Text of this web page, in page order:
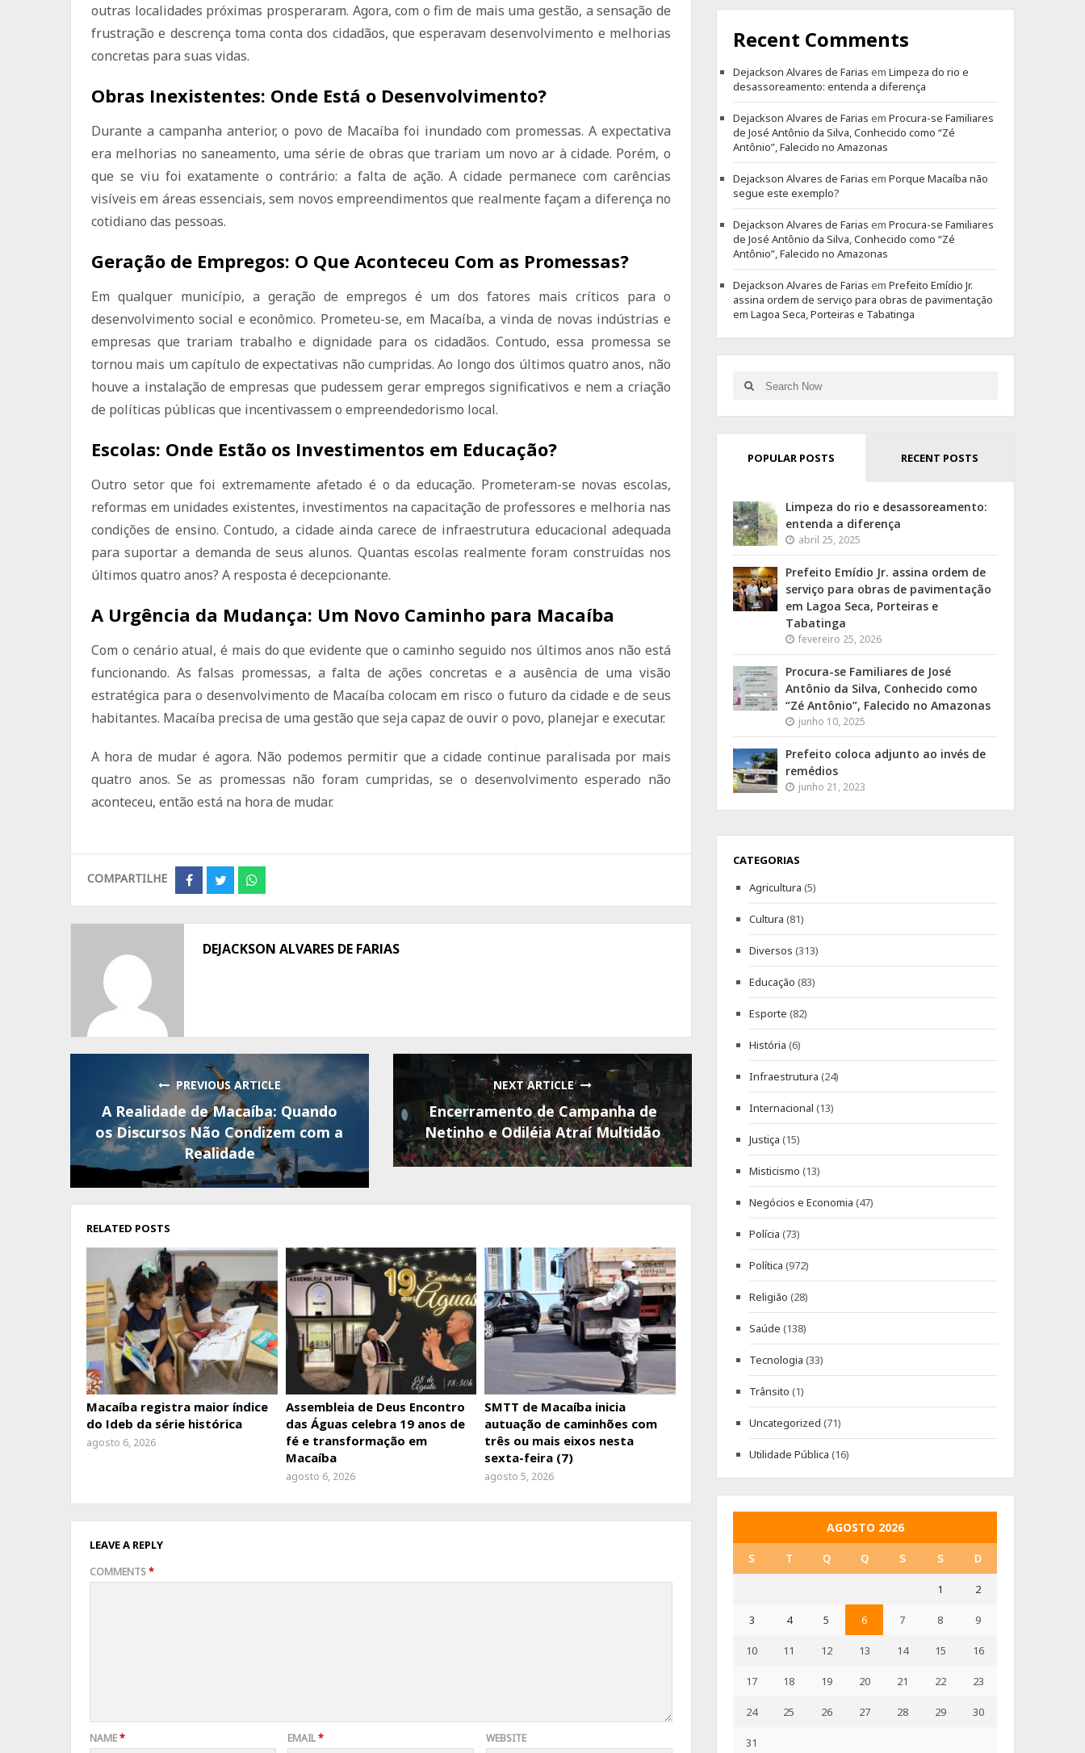
outras localidades próximas prosperaram. Agora, com o fim de mais uma gestão, a sensação de
frustração e descrença toma conta dos cidadãos, que esperavam desenvolvimento e melhorias
concretas para suas vidas.
Obras Inexistentes: Onde Está o Desenvolvimento?
Durante a campanha anterior, o povo de Macaíba foi inundado com promessas. A expectativa
era melhorias no saneamento, uma série de obras que trariam um novo ar à cidade. Porém, o
que se viu foi exatamente o contrário: a falta de ação. A cidade permanece com carências
visíveis em áreas essenciais, sem novos empreendimentos que realmente façam a diferença no
cotidiano das pessoas.
Geração de Empregos: O Que Aconteceu Com as Promessas?
Em qualquer município, a geração de empregos é um dos fatores mais críticos para o
desenvolvimento social e econômico. Prometeu-se, em Macaíba, a vinda de novas indústrias e
empresas que trariam trabalho e dignidade para os cidadãos. Contudo, essa promessa se
tornou mais um capítulo de expectativas não cumpridas. Ao longo dos últimos quatro anos, não
houve a instalação de empresas que pudessem gerar empregos significativos e nem a criação
de políticas públicas que incentivassem o empreendedorismo local.
Escolas: Onde Estão os Investimentos em Educação?
Outro setor que foi extremamente afetado é o da educação. Prometeram-se novas escolas,
reformas em unidades existentes, investimentos na capacitação de professores e melhoria nas
condições de ensino. Contudo, a cidade ainda carece de infraestrutura educacional adequada
para suportar a demanda de seus alunos. Quantas escolas realmente foram construídas nos
últimos quatro anos? A resposta é decepcionante.
A Urgência da Mudança: Um Novo Caminho para Macaíba
Com o cenário atual, é mais do que evidente que o caminho seguido nos últimos anos não está
funcionando. As falsas promessas, a falta de ações concretas e a ausência de uma visão
estratégica para o desenvolvimento de Macaíba colocam em risco o futuro da cidade e de seus
habitantes. Macaíba precisa de uma gestão que seja capaz de ouvir o povo, planejar e executar.
A hora de mudar é agora. Não podemos permitir que a cidade continue paralisada por mais
quatro anos. Se as promessas não foram cumpridas, se o desenvolvimento esperado não
aconteceu, então está na hora de mudar.
COMPARTILHE
Share
Facebook
Share
TwitterWhatsapp
DEJACKSON ALVARES DE FARIAS
PREVIOUS ARTICLE
A Realidade de Macaíba: Quando
os Discursos Não Condizem com a
Realidade
NEXT ARTICLE
Encerramento de Campanha de
Netinho e Odiléia Atraí Multidão
RELATED POSTS
Macaíba registra maior índice
do Ideb da série histórica
agosto 6, 2026
Assembleia de Deus Encontro
das Águas celebra 19 anos de
fé e transformação em
Macaíba
agosto 6, 2026
SMTT de Macaíba inicia
autuação de caminhões com
três ou mais eixos nesta
sexta-feira (7)
agosto 5, 2026
LEAVE A REPLY
COMMENTS*
NAME* EMAIL* WEBSITE
Recent Comments
Dejackson Alvares de Farias emLimpeza do rio e
desassoreamento: entenda a diferença
Dejackson Alvares de Farias emProcura-se Familiares
de José Antônio da Silva, Conhecido como “Zé
Antônio”, Falecido no Amazonas
Dejackson Alvares de Farias emPorque Macaíba não
segue este exemplo?
Dejackson Alvares de Farias emProcura-se Familiares
de José Antônio da Silva, Conhecido como “Zé
Antônio”, Falecido no Amazonas
Dejackson Alvares de Farias emPrefeito Emídio Jr.
assina ordem de serviço para obras de pavimentação
em Lagoa Seca, Porteiras e Tabatinga
Search
for:
Search
POPULAR POSTS RECENT POSTS
Limpeza do rio e desassoreamento:
entenda a diferença
abril 25, 2025
Prefeito Emídio Jr. assina ordem de
serviço para obras de pavimentação
em Lagoa Seca, Porteiras e
Tabatinga
fevereiro 25, 2026
Procura-se Familiares de José
Antônio da Silva, Conhecido como
“Zé Antônio”, Falecido no Amazonas
junho 10, 2025
Prefeito coloca adjunto ao invés de
remédios
junho 21, 2023
CATEGORIAS
Agricultura (5)
Cultura (81)
Diversos (313)
Educação (83)
Esporte (82)
História (6)
Infraestrutura (24)
Internacional (13)
Justiça (15)
Misticismo (13)
Negócios e Economia (47)
Polícia (73)
Política (972)
Religião (28)
Saúde (138)
Tecnologia (33)
Trânsito (1)
Uncategorized (71)
Utilidade Pública (16)
AGOSTO 2026
S T Q Q S S D
1 2
3 4 5 6 7 8 9
10 11 12 13 14 15 16
17 18 19 20 21 22 23
24 25 26 27 28 29 30
31